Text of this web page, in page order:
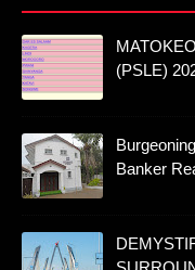
(PSLE)
Banker